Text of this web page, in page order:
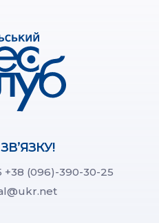
+38 (096)-390-30-25